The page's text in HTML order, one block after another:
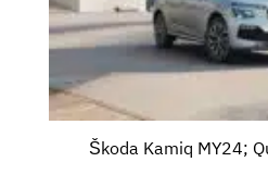
Škoda Kamiq MY24;